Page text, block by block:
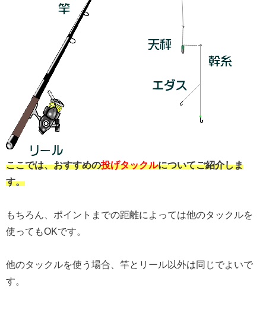
ここでは、おすすめの投げタックルについてご紹介しま
す。
もちろん、ポイントまでの距離によっては他のタックルを
使ってもOKです。
他のタックルを使う場合、竿とリール以外は同じでよいで
す。